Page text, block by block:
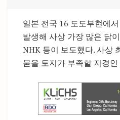
일본 전국 16 도도부현에
발생해 사상 가장 많은 닭
NHK 등이 보도했다. 사상
묻을 토지가 부족할 지경